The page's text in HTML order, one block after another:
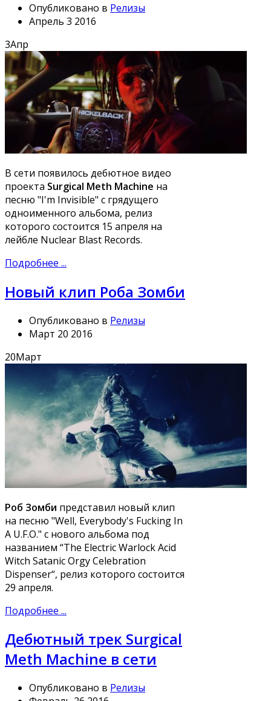
Опубликовано в Релизы
Апрель 3 2016
3Апр
В сети появилось дебютное видео
проекта Surgical Meth Machine на
песню "I'm Invisible" с грядущего
одноименного альбома, релиз
которого состоится 15 апреля на
лейбле Nuclear Blast Records.
Подробнее ...
Новый клип Роба Зомби
Опубликовано в Релизы
Март 20 2016
20Март
Роб Зомби представил новый клип
на песню "Well, Everybody's Fucking In
A U.F.O." с нового альбома под
названием “The Electric Warlock Acid
Witch Satanic Orgy Celebration
Dispenser“, релиз которого состоится
29 апреля.
Подробнее ...
Дебютный трек Surgical
Meth Machine в сети
Опубликовано в Релизы